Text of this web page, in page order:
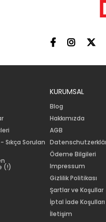
Sıkça Sorulan
(!)
KURUMSAL
Blog
Hakkımızda
AGB
Ödeme Bilgileri
Impressum
Gizlilik Politikası
Şartlar ve Koşullar
İptal İade Koşulları
İletişim